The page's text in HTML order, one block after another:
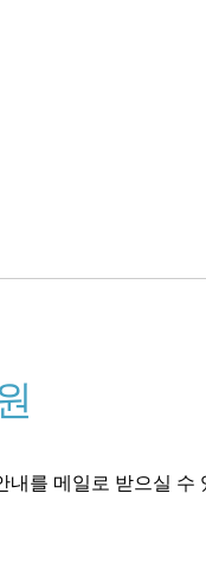
내를 메일로 받으실 수